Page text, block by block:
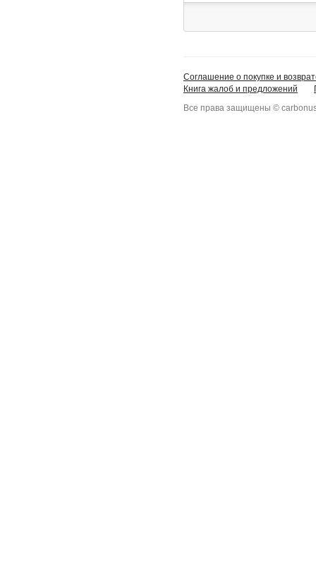
Соглашение о покупке и
Книга жалоб и предложений
Все права защищены ©